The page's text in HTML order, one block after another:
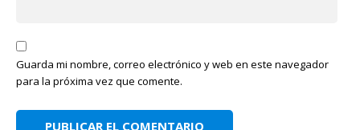
Guarda mi nombre, correo electrónico y web en este navegador
para la próxima vez que comente.